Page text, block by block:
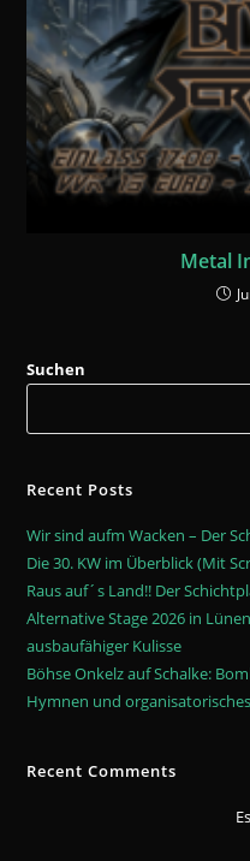
Metal
Suchen
Recent Posts
Wir sind aufm Wacken – Der
Die 30. KW im Überblick (Mit
Raus auf´s Land!! Der
Alternative Stage 2026 in
ausbaufähiger Kulisse
Böhse Onkelz auf Schalke:
Hymnen und
Recent Comments